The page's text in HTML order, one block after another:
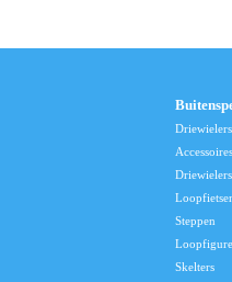
Accessoires
Driewielers
Steppen
Skelters